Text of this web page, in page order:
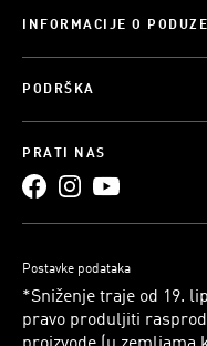
INFORMACIJE O
PODRŠKA
PRATI NAS
Postavke podataka
*Sniženje traje od 19.
pravo produljiti